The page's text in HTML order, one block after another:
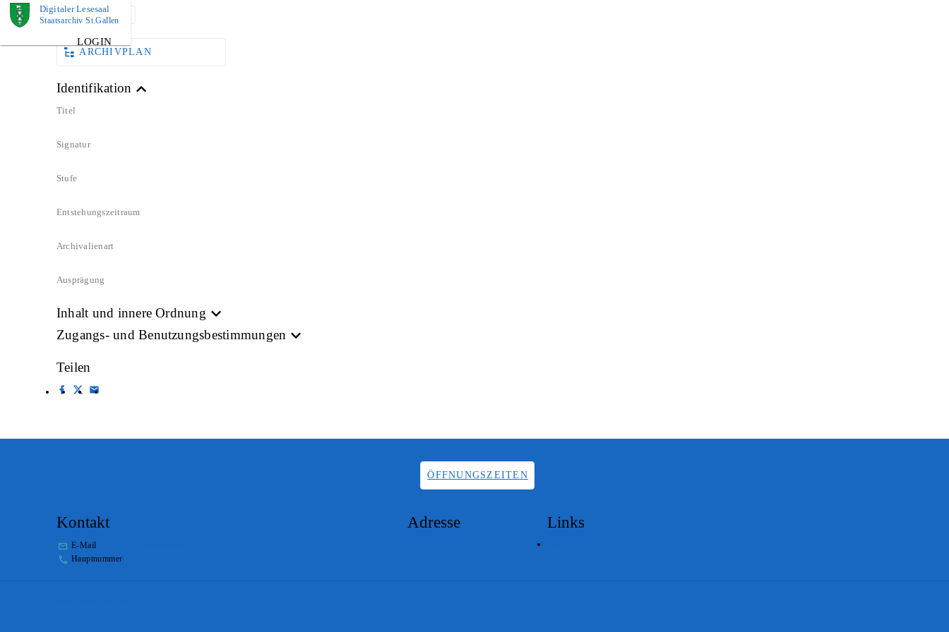
Digitaler Lesesaal
Staatsarchiv St.Gallen
LOGIN
DOKUMENT
ARCHIVPLAN
Identifikation
Titel
Signatur
Stufe
Entstehungszeitraum
Archivalienart
Ausprägung
Inhalt und innere Ordnung
Zugangs- und Benutzungsbestimmungen
Teilen
ÖFFNUNGSZEITEN
Kontakt
E-Mail
Hauptnummer
Adresse Links